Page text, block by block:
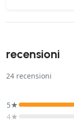
recensioni
24 recensioni
5★
4★